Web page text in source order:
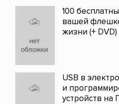
100
вашей
жизни (+ DVD)
USB в
и
устройств на